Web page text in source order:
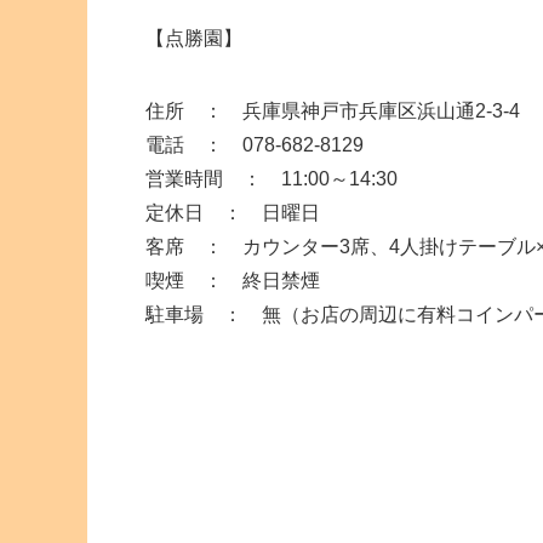
【点勝園】
住所 ： 兵庫県神戸市兵庫区浜山通2-3-4
電話 ： 078-682-8129
営業時間 ： 11:00～14:30
定休日 ： 日曜日
客席 ： カウンター3席、4人掛けテーブル
喫煙 ： 終日禁煙
駐車場 ： 無（お店の周辺に有料コインパ